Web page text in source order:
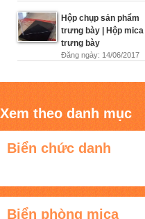
Hộp chụp sản phẩm
trưng bày | Hộp mica
trưng bày
Đăng ngày: 14/06/2017
Xem theo danh mục
Biển chức danh
Biển phòng mica